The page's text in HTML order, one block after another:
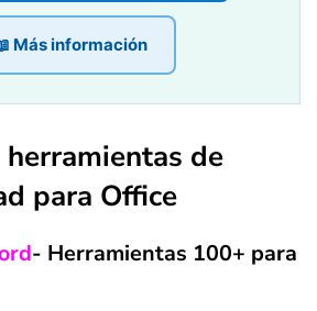
Más información
herramientas de
para Office
- Herramientas 100+ para